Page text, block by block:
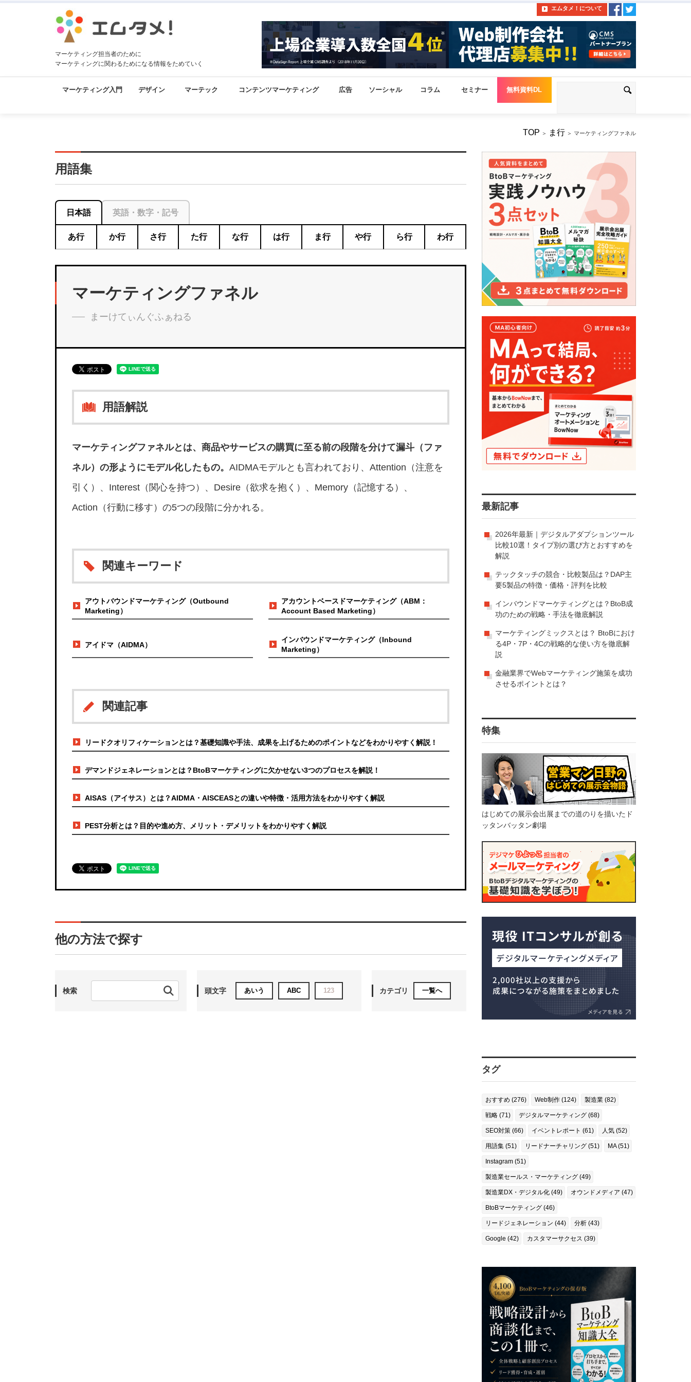
エムタメ！について
マーケティング担当者のために
マーケティングに関わるためになる情報をためていく
マーケティング入門 デザイン マーテック コンテンツマーケティング 広告 ソーシャル コラム セミナー 無料資料DL
TOP ＞ ま行 ＞ マーケティングファネル
用語集
日本語 英語・数字・記号
あ行 か行 さ行 た行 な行 は行 ま行 や行 ら行 わ行
マーケティングファネル
まーけてぃんぐふぁねる
用語解説
マーケティングファネルとは、商品やサービスの購買に至る前の段階を分けて漏斗（ファ
ネル）の形ようにモデル化したもの。 AIDMAモデルとも言われており、Attention（注意を
引く）、Interest（関心を持つ）、Desire（欲求を抱く）、Memory（記憶する）、
Action（行動に移す）の5つの段階に分かれる。
関連キーワード
アウトバウンドマーケティング（Outbound
Marketing）
アカウントベースドマーケティング（ABM：
Account Based Marketing）
アイドマ（AIDMA）
インバウンドマーケティング（Inbound
Marketing）
関連記事
リードクオリフィケーションとは？基礎知識や手法、成果を上げるためのポイントなどをわかりやすく解説！
デマンドジェネレーションとは？BtoBマーケティングに欠かせない3つのプロセスを解説！
AISAS（アイサス）とは？AIDMA・AISCEASとの違いや特徴・活用方法をわかりやすく解説
PEST分析とは？目的や進め方、メリット・デメリットをわかりやすく解説
他の方法で探す
検索 頭文字 あいう ABC 123 カテゴリ 一覧へ
最新記事
2026年最新｜デジタルアダプションツール
比較10選！タイプ別の選び方とおすすめを
解説
テックタッチの競合・比較製品は？DAP主
要5製品の特徴・価格・評判を比較
インバウンドマーケティングとは？BtoB成
功のための戦略・手法を徹底解説
マーケティングミックスとは？ BtoBにおけ
る4P・7P・4Cの戦略的な使い方を徹底解
説
金融業界でWebマーケティング施策を成功
させるポイントとは？
特集
はじめての展示会出展までの道のりを描いたド
ッタンバッタン劇場
タグ
おすすめ (276) Web制作 (124) 製造業 (82)
戦略 (71) デジタルマーケティング (68)
SEO対策 (66) イベントレポート (61) 人気 (52)
用語集 (51) リードナーチャリング (51) MA (51)
Instagram (51)
製造業セールス・マーケティング (49)
製造業DX・デジタル化 (49) オウンドメディア (47)
BtoBマーケティング (46)
リードジェネレーション (44) 分析 (43)
Google (42) カスタマーサクセス (39)